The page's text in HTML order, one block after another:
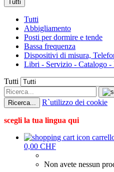
Tutti
Tutti
Abbigliamento
Posti per dormire e tende
Bassa frequenza
Dispositivi di misura,
Libri - Servizio - Catalogo -
Tutti
Ricerca... R`utilizzo dei cookie
scegli la tua lingua qui
0,00 CHF
Non avete nessun